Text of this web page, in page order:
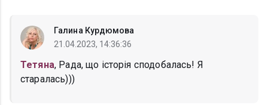
Галина Курдюмова
21.04.2023, 14:36:36
Тетяна, Рада, що історія сподобалась! Я
старалась)))